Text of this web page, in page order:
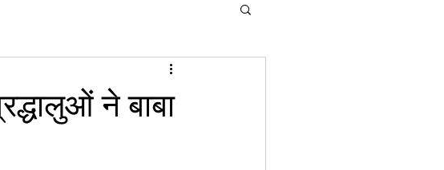
ने बाबा